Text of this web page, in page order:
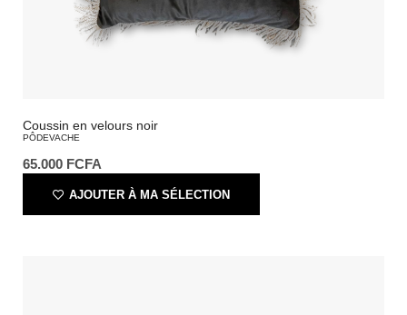
Coussin en velours noir
PÔDEVACHE
65.000 FCFA
AJOUTER À MA SÉLECTION